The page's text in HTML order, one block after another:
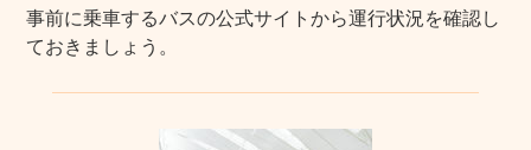
事前に乗車するバスの公式サイトから運行状況を確認し
ておきましょう。